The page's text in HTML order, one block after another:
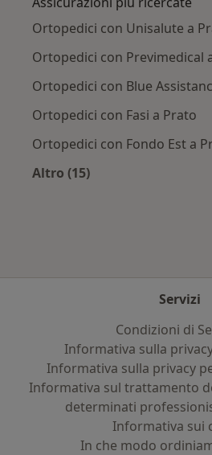
Ortopedici con Unisalute a
Ortopedici con Previmedical
Ortopedici con Blue
Ortopedici con Fasi a Prato
Ortopedici con Fondo Est a
Altro (15)
Servizi
Condizioni di
Informativa sulla
Informativa sulla privacy
Informativa sul trattamento
determinati
Informativa sui
In che modo